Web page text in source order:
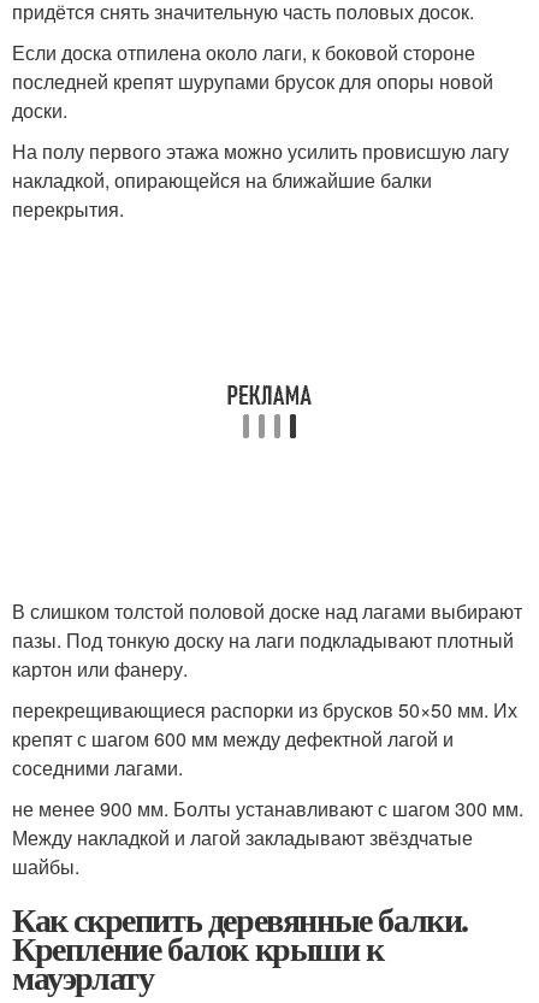
придётся снять значительную часть половых досок.
Если доска отпилена около лаги, к боковой стороне
последней крепят шурупами брусок для опоры новой
доски.
На полу первого этажа можно усилить провисшую лагу
накладкой, опирающейся на ближайшие балки
перекрытия.
В слишком толстой половой доске над лагами выбирают
пазы. Под тонкую доску на лаги подкладывают плотный
картон или фанеру.
перекрещивающиеся распорки из брусков 50×50 мм. Их
крепят с шагом 600 мм между дефектной лагой и
соседними лагами.
не менее 900 мм. Болты устанавливают с шагом 300 мм.
Между накладкой и лагой закладывают звёздчатые
шайбы.
Как скрепить деревянные балки.
Крепление балок крыши к
мауэрлату